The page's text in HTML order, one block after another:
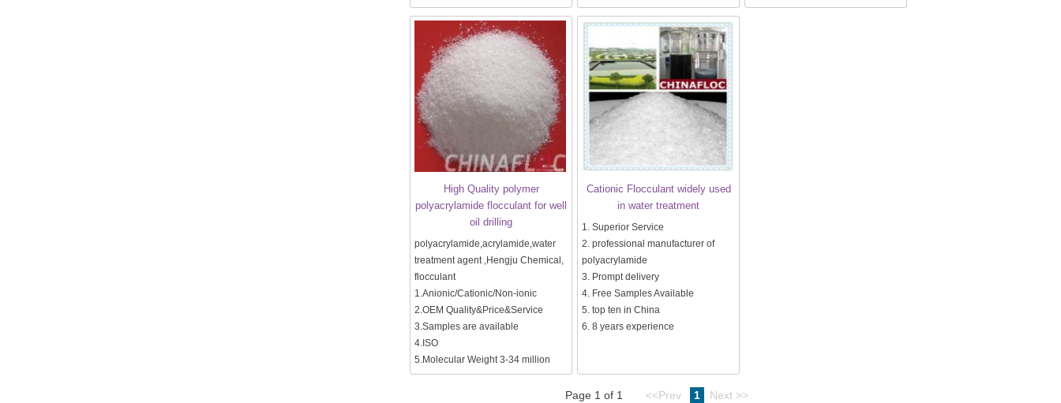
High Quality polymer
polyacrylamide flocculant for well
oil drilling
polyacrylamide,acrylamide,water
treatment agent ,Hengju Chemical,
flocculant
1.Anionic/Cationic/Non-ionic
2.OEM Quality&Price&Service
3.Samples are available
4.ISO
5.Molecular Weight 3-34 million
Cationic Flocculant widely used
in water treatment
1. Superior Service
2. professional manufacturer of
polyacrylamide
3. Prompt delivery
4. Free Samples Available
5. top ten in China
6. 8 years experience
Page 1 of 1 <<Prev 1 Next >>